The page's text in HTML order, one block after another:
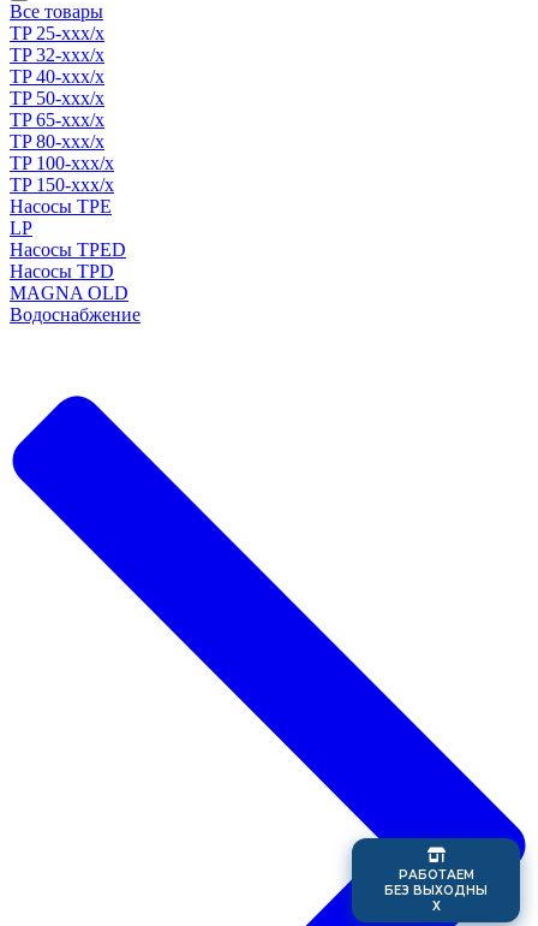
Все товары
TP 25-xxx/x
TP 32-xxx/x
TP 40-xxx/x
TP 50-xxx/x
TP 65-xxx/x
TP 80-xxx/x
TP 100-xxx/x
TP 150-xxx/x
Насосы TPE
LP
Насосы TPED
Насосы TPD
MAGNA OLD
Водоснабжение
РАБОТАЕМ
БЕЗ ВЫХОДНЫ
Х